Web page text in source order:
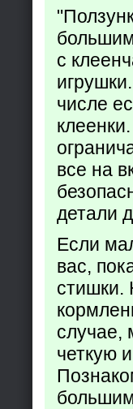
с
числе
все на
детали
Если
вас,
случае,
четкую